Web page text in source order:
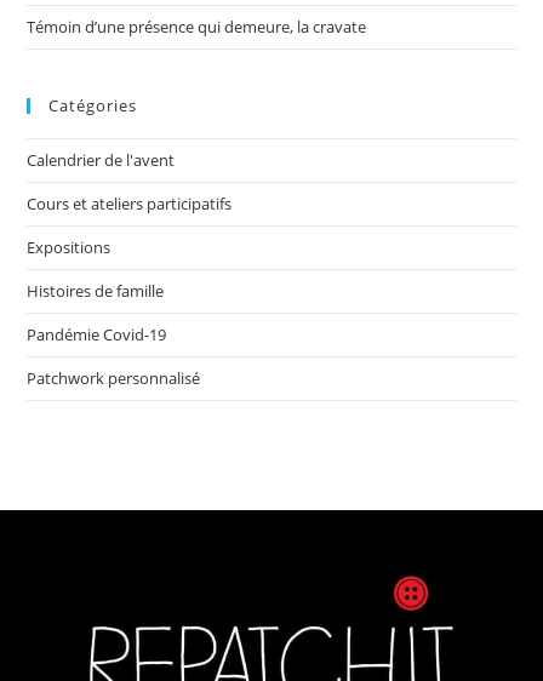
Témoin d’une présence qui demeure, la cravate
Catégories
Calendrier de l'avent
Cours et ateliers participatifs
Expositions
Histoires de famille
Pandémie Covid-19
Patchwork personnalisé